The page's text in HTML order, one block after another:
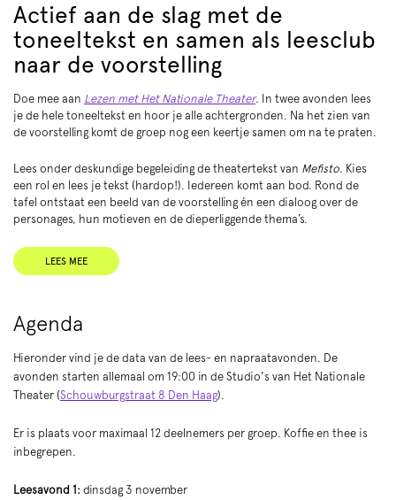
Actief aan de slag met de
toneeltekst en samen als leesclub
naar de voorstelling
Doe mee aan Lezen met Het Nationale Theater. In twee avonden lees
je de hele toneeltekst en hoor je alle achtergronden. Na het zien van
de voorstelling komt de groep nog een keertje samen om na te praten.
Lees onder deskundige begeleiding de theatertekst van Mefisto. Kies
een rol en lees je tekst (hardop!). Iedereen komt aan bod. Rond de
tafel ontstaat een beeld van de voorstelling én een dialoog over de
personages, hun motieven en de dieperliggende thema’s.
LEES MEE
Agenda
Hieronder vind je de data van de lees- en napraatavonden. De
avonden starten allemaal om 19:00 in de Studio's van Het Nationale
Theater (Schouwburgstraat 8 Den Haag).
Er is plaats voor maximaal 12 deelnemers per groep. Koffie en thee is
inbegrepen.
Leesavond 1: dinsdag 3 november